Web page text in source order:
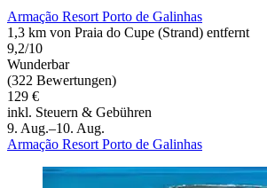
Armação Resort Porto de Galinhas
1,3 km von Praia do Cupe (Strand) entfernt
9,2/10
Wunderbar
(322 Bewertungen)
129 €
inkl. Steuern & Gebühren
9. Aug.–10. Aug.
Armação Resort Porto de Galinhas